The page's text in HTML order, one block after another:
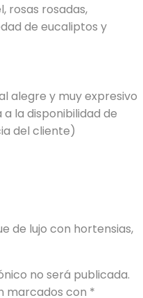
rosas rosadas,
de eucaliptos y
alegre y muy expresivo
la disponibilidad de
del cliente)
de lujo con hortensias,
no será publicada.
marcados con *